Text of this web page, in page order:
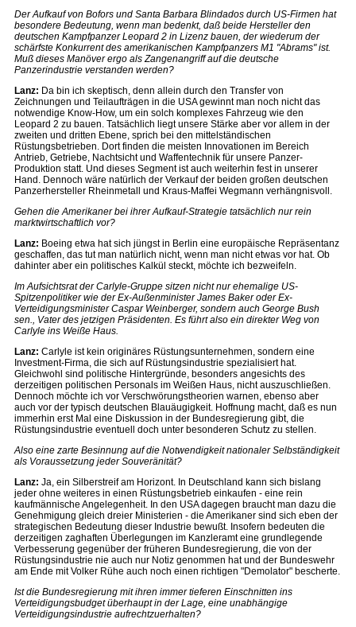
Der Aufkauf von Bofors und Santa Barbara Blindados durch US-Firmen hat
besondere Bedeutung, wenn man bedenkt, daß beide Hersteller den
deutschen Kampfpanzer Leopard 2 in Lizenz bauen, der wiederum der
schärfste Konkurrent des amerikanischen Kampfpanzers M1 "Abrams" ist.
Muß dieses Manöver ergo als Zangenangriff auf die deutsche
Panzerindustrie verstanden werden?
Lanz: Da bin ich skeptisch, denn allein durch den Transfer von
Zeichnungen und Teilaufträgen in die USA gewinnt man noch nicht das
notwendige Know-How, um ein solch komplexes Fahrzeug wie den
Leopard 2 zu bauen. Tatsächlich liegt unsere Stärke aber vor allem in der
zweiten und dritten Ebene, sprich bei den mittelständischen
Rüstungsbetrieben. Dort finden die meisten Innovationen im Bereich
Antrieb, Getriebe, Nachtsicht und Waffentechnik für unsere Panzer-
Produktion statt. Und dieses Segment ist auch weiterhin fest in unserer
Hand. Dennoch wäre natürlich der Verkauf der beiden großen deutschen
Panzerhersteller Rheinmetall und Kraus-Maffei Wegmann verhängnisvoll.
Gehen die Amerikaner bei ihrer Aufkauf-Strategie tatsächlich nur rein
marktwirtschaftlich vor?
Lanz: Boeing etwa hat sich jüngst in Berlin eine europäische Repräsentanz
geschaffen, das tut man natürlich nicht, wenn man nicht etwas vor hat. Ob
dahinter aber ein politisches Kalkül steckt, möchte ich bezweifeln.
Im Aufsichtsrat der Carlyle-Gruppe sitzen nicht nur ehemalige US-
Spitzenpolitiker wie der Ex-Außenminister James Baker oder Ex-
Verteidigungsminister Caspar Weinberger, sondern auch George Bush
sen., Vater des jetzigen Präsidenten. Es führt also ein direkter Weg von
Carlyle ins Weiße Haus.
Lanz: Carlyle ist kein originäres Rüstungsunternehmen, sondern eine
Investment-Firma, die sich auf Rüstungsindustrie spezialisiert hat.
Gleichwohl sind politische Hintergründe, besonders angesichts des
derzeitigen politischen Personals im Weißen Haus, nicht auszuschließen.
Dennoch möchte ich vor Verschwörungstheorien warnen, ebenso aber
auch vor der typisch deutschen Blauäugigkeit. Hoffnung macht, daß es nun
immerhin erst Mal eine Diskussion in der Bundesregierung gibt, die
Rüstungsindustrie eventuell doch unter besonderen Schutz zu stellen.
Also eine zarte Besinnung auf die Notwendigkeit nationaler Selbständigkeit
als Voraussetzung jeder Souveränität?
Lanz: Ja, ein Silberstreif am Horizont. In Deutschland kann sich bislang
jeder ohne weiteres in einen Rüstungsbetrieb einkaufen - eine rein
kaufmännische Angelegenheit. In den USA dagegen braucht man dazu die
Genehmigung gleich dreier Ministerien - die Amerikaner sind sich eben der
strategischen Bedeutung dieser Industrie bewußt. Insofern bedeuten die
derzeitigen zaghaften Überlegungen im Kanzleramt eine grundlegende
Verbesserung gegenüber der früheren Bundesregierung, die von der
Rüstungsindustrie nie auch nur Notiz genommen hat und der Bundeswehr
am Ende mit Volker Rühe auch noch einen richtigen "Demolator" bescherte.
Ist die Bundesregierung mit ihren immer tieferen Einschnitten ins
Verteidigungsbudget überhaupt in der Lage, eine unabhängige
Verteidigungsindustrie aufrechtzuerhalten?